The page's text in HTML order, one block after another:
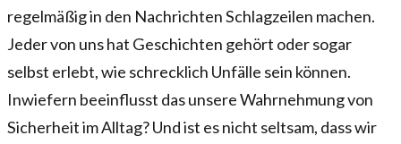
regelmäßig in den Nachrichten Schlagzeilen machen.
Jeder von uns hat Geschichten gehört oder sogar
selbst erlebt, wie schrecklich Unfälle sein können.
Inwiefern beeinflusst das unsere Wahrnehmung von
Sicherheit im Alltag? Und ist es nicht seltsam, dass wir